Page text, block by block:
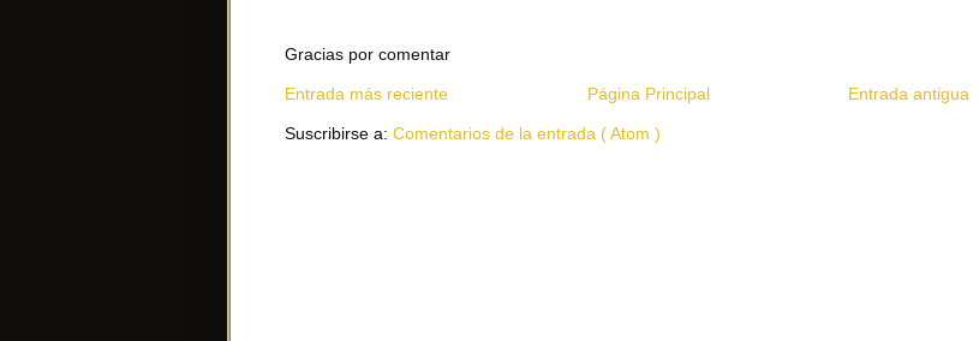
Gracias por comentar
Entrada más reciente Entrada antigua
Página Principal
Suscribirse a: Comentarios de la entrada ( Atom )